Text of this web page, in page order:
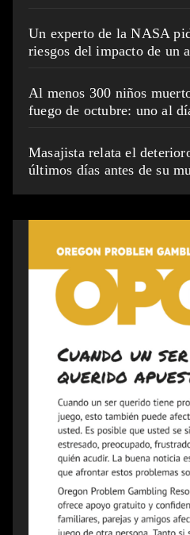
Un experto de la NASA
riesgos del impacto de un
Al menos 300 niños
fuego de octubre: uno al
Masajista relata el
últimos días antes de su